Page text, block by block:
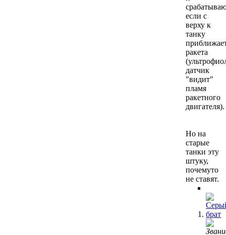
если с
верху к
танку
ракета
датчик
"видит"
пламя
ракетного
двигателя).
Но на
старые
танки эту
штуку,
почемуто
не ставят.